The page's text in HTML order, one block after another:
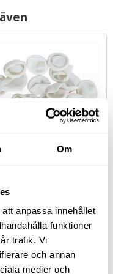
Om
anpassa innehållet
funktioner
trafik. Vi
och annan
medier och
100-pack
kr